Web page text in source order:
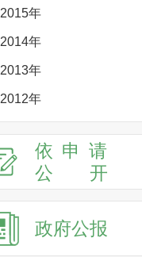
2015年
2014年
2013年
2012年
依申请
公
开
政府公报